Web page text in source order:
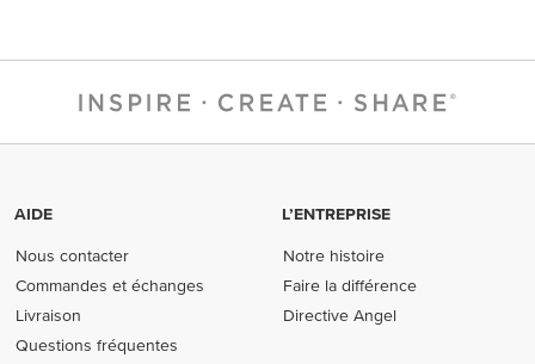
AIDE
Nous contacter
Commandes et échanges
Livraison
Questions fréquentes
L’ENTREPRISE
Notre histoire
Faire la différence
Directive Angel